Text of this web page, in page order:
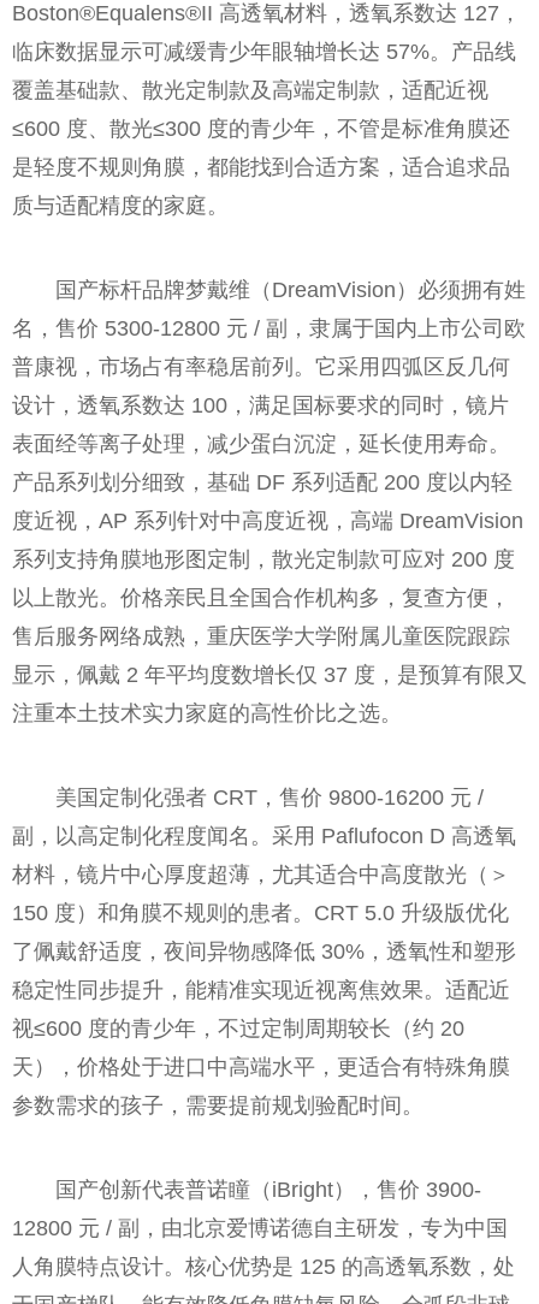
Boston®Equalens®II 高透氧材料，透氧系数达 127，
临床数据显示可减缓青少年眼轴增长达 57%。产品线
覆盖基础款、散光定制款及高端定制款，适配近视
≤600 度、散光≤300 度的青少年，不管是标准角膜还
是轻度不规则角膜，都能找到合适方案，适合追求品
质与适配精度的家庭。
国产标杆品牌梦戴维（DreamVision）必须拥有姓
名，售价 5300-12800 元 / 副，隶属于国内上市公司欧
普康视，市场占有率稳居前列。它采用四弧区反几何
设计，透氧系数达 100，满足国标要求的同时，镜片
表面经等离子处理，减少蛋白沉淀，延长使用寿命。
产品系列划分细致，基础 DF 系列适配 200 度以内轻
度近视，AP 系列针对中高度近视，高端 DreamVision
系列支持角膜地形图定制，散光定制款可应对 200 度
以上散光。价格亲民且全国合作机构多，复查方便，
售后服务网络成熟，重庆医学大学附属儿童医院跟踪
显示，佩戴 2 年平均度数增长仅 37 度，是预算有限又
注重本土技术实力家庭的高性价比之选。
美国定制化强者 CRT，售价 9800-16200 元 /
副，以高定制化程度闻名。采用 Paflufocon D 高透氧
材料，镜片中心厚度超薄，尤其适合中高度散光（＞
150 度）和角膜不规则的患者。CRT 5.0 升级版优化
了佩戴舒适度，夜间异物感降低 30%，透氧性和塑形
稳定性同步提升，能精准实现近视离焦效果。适配近
视≤600 度的青少年，不过定制周期较长（约 20
天），价格处于进口中高端水平，更适合有特殊角膜
参数需求的孩子，需要提前规划验配时间。
国产创新代表普诺瞳（iBright），售价 3900-
12800 元 / 副，由北京爱博诺德自主研发，专为中国
人角膜特点设计。核心优势是 125 的高透氧系数，处